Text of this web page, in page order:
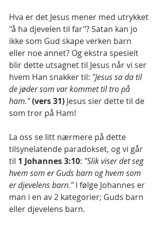
Hva er det Jesus mener med utrykket
"å ha djevelen til far"? Satan kan jo
ikke som Gud skape verken barn
eller noe annet? Og ekstra spesielt
blir dette utsagnet til Jesus når vi ser
hvem Han snakker til: "Jesus sa da til
de jøder som var kommet til tro på
ham."(vers 31) Jesus sier dette til de
som tror på Ham!
La oss se litt nærmere på dette
tilsynelatende paradokset, og vi går
til 1 Johannes 3:10: "Slik viser det seg
hvem som er Guds barn og hvem som
er djevelens barn." I følge Johannes er
man i en av 2 kategorier; Guds barn
eller djevelens barn.